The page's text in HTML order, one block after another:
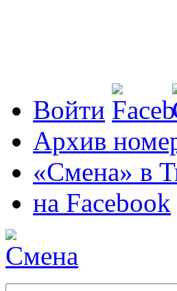
Войти
Архив
«Смена» в
на Facebook